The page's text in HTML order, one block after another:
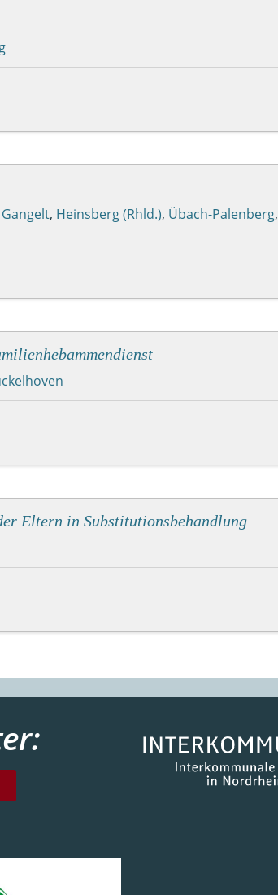
Gangelt, Heinsberg (Rhld.), Übach-Palenberg,
Eltern in Substitutionsbehandlung